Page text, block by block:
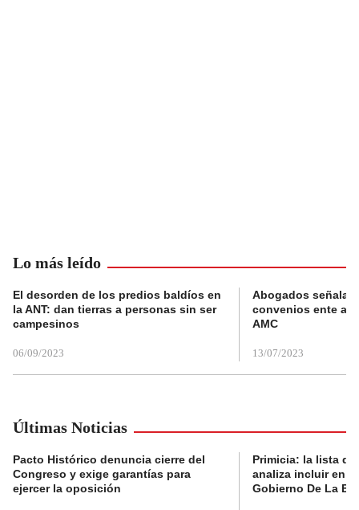
Lo más leído
El desorden de los predios baldíos en
la ANT: dan tierras a personas sin ser
campesinos
06/09/2023
Abogados
convenios ente
AMC
13/07/2023
Últimas Noticias
Pacto Histórico denuncia cierre del
Congreso y exige garantías para
ejercer la oposición
Primicia: la lista
analiza incluir en
Gobierno De La